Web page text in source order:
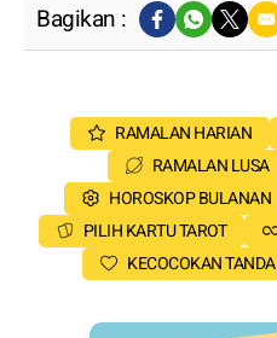
Bagikan :
RAMALAN HARIAN
RAMALAN LUSA
HOROSKOP BULANAN
PILIH KARTU TAROT
KECOCOKAN TANDA